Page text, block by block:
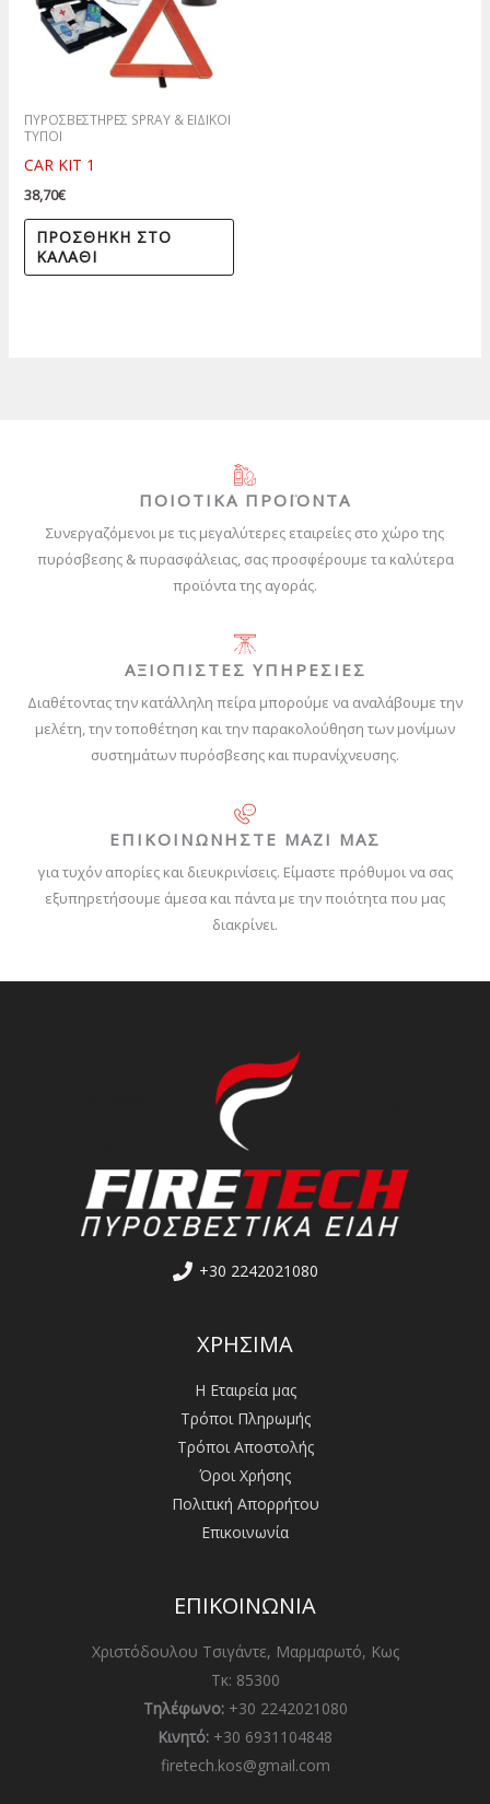
ΠΥΡΟΣΒΕΣΤΗΡΕΣ SPRAY & ΕΙΔΙΚΟΙ
ΤΥΠΟΙ
CAR KIT 1
38,70€
ΠΡΟΣΘΉΚΗ ΣΤΟ
ΚΑΛΆΘΙ
ΠΟΙΟΤΙΚΑ ΠΡΟΪΟΝΤΑ
Συνεργαζόμενοι με τις μεγαλύτερες εταιρείες στο χώρο της
πυρόσβεσης & πυρασφάλειας, σας προσφέρουμε τα καλύτερα
προϊόντα της αγοράς.
ΑΞΙΟΠΙΣΤΕΣ ΥΠΗΡΕΣΙΕΣ
Διαθέτοντας την κατάλληλη πείρα μπορούμε να αναλάβουμε την
μελέτη, την τοποθέτηση και την παρακολούθηση των μονίμων
συστημάτων πυρόσβεσης και πυρανίχνευσης.
ΕΠΙΚΟΙΝΩΝΗΣΤΕ ΜΑΖΙ ΜΑΣ
για τυχόν απορίες και διευκρινίσεις. Είμαστε πρόθυμοι να σας
εξυπηρετήσουμε άμεσα και πάντα με την ποιότητα που μας
διακρίνει.
+30 2242021080
ΧΡΗΣΙΜΑ
Η Εταιρεία μας
Τρόποι Πληρωμής
Τρόποι Αποστολής
Όροι Χρήσης
Πολιτική Απορρήτου
Επικοινωνία
ΕΠΙΚΟΙΝΩΝΙΑ
Χριστόδουλου Τσιγάντε, Μαρμαρωτό, Κως
Τκ: 85300
Τηλέφωνο:+30 2242021080
Κινητό: +30 6931104848
firetech.kos@gmail.com